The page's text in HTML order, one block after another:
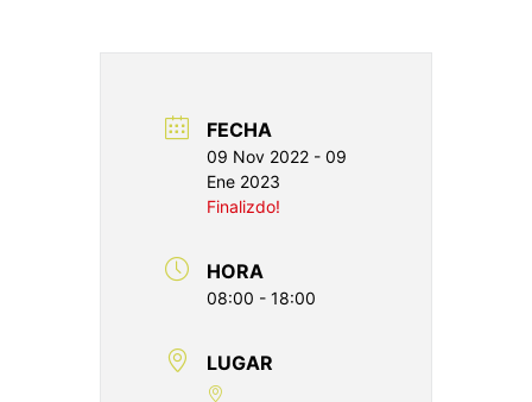
FECHA
09 Nov 2022 - 09
Ene 2023
Finalizdo!
HORA
08:00 - 18:00
LUGAR